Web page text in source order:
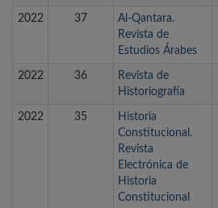
2022 37
Al-Qantara.
Revista de
Estudios Árabes
2022 36
Revista de
Historiografía
2022 35
Historia
Constitucional.
Revista
Electrónica de
Historia
Constitucional